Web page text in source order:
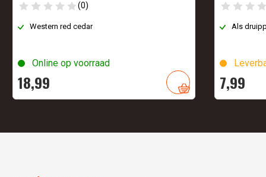
(0)
Western red cedar
Online op voorraad
18,99
Als
7,99